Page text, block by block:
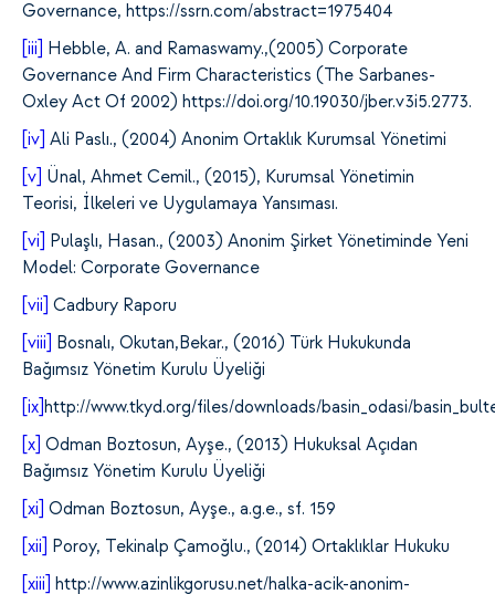
Governance, https://ssrn.com/abstract=1975404
[iii] Hebble, A. and Ramaswamy.,(2005) Corporate
Governance And Firm Characteristics (The Sarbanes-
Oxley Act Of 2002) https://doi.org/10.19030/jber.v3i5.2773.
[iv] Ali Paslı., (2004) Anonim Ortaklık Kurumsal Yönetimi
[v] Ünal, Ahmet Cemil., (2015), Kurumsal Yönetimin
Teorisi, İlkeleri ve Uygulamaya Yansıması.
[vi] Pulaşlı, Hasan., (2003) Anonim Şirket Yönetiminde Yeni
Model: Corporate Governance
[vii] Cadbury Raporu
[viii] Bosnalı, Okutan,Bekar., (2016) Türk Hukukunda
Bağımsız Yönetim Kurulu Üyeliği
[ix] http://www.tkyd.org/files/downloads/basin_odasi/
[x] Odman Boztosun, Ayşe., (2013) Hukuksal Açıdan
Bağımsız Yönetim Kurulu Üyeliği
[xi] Odman Boztosun, Ayşe., a.g.e., sf. 159
[xii] Poroy, Tekinalp Çamoğlu., (2014) Ortaklıklar Hukuku
[xiii] http://www.azinlikgorusu.net/halka-acik-anonim-